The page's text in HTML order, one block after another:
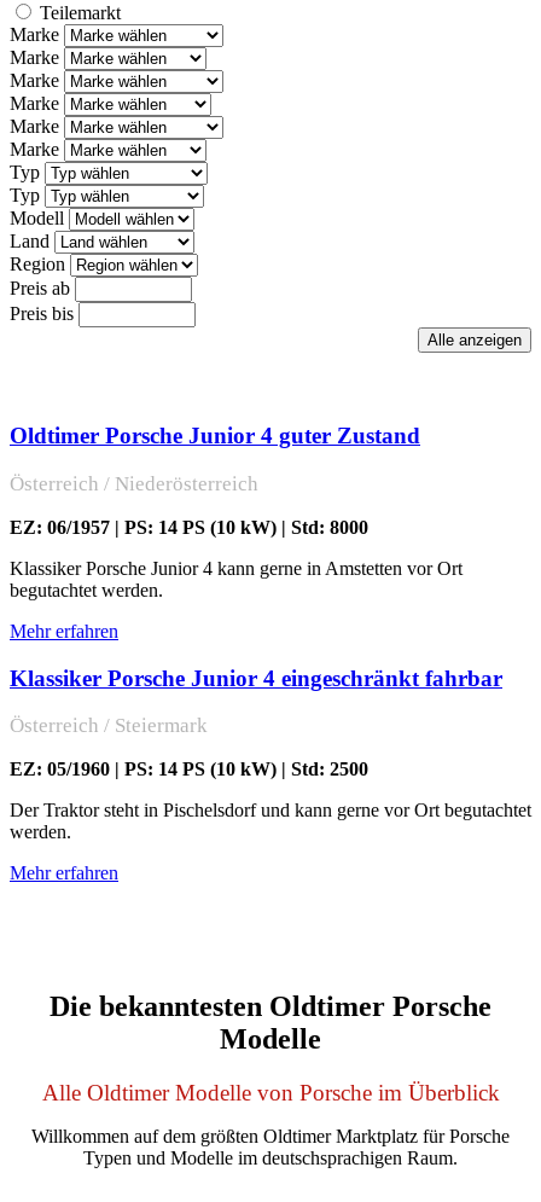
Teilemarkt
Marke
Marke
Marke
Marke
Marke
Marke
Typ
Typ
Modell
Land
Region
Preis ab
Preis bis
Oldtimer Porsche Junior 4 guter Zustand
Österreich / Niederösterreich
EZ: 06/1957 | PS: 14 PS (10 kW) | Std: 8000
Klassiker Porsche Junior 4 kann gerne in Amstetten vor Ort
begutachtet werden.
Mehr erfahren
Klassiker Porsche Junior 4 eingeschränkt fahrbar
Österreich / Steiermark
EZ: 05/1960 | PS: 14 PS (10 kW) | Std: 2500
Der Traktor steht in Pischelsdorf und kann gerne vor Ort begutachtet
werden.
Mehr erfahren
Die bekanntesten Oldtimer Porsche
Modelle
Alle Oldtimer Modelle von Porsche im Überblick
Willkommen auf dem größten Oldtimer Marktplatz für Porsche
Typen und Modelle im deutschsprachigen Raum.